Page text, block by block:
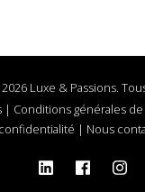
Luxe & Passions.
| Conditions générales
confidentialité | Nous